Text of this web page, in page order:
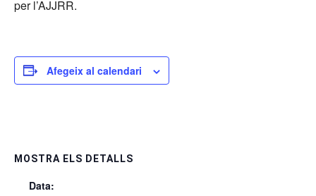
per l’AJJRR.
Afegeix al calendari
MOSTRA ELS DETALLS
Data: